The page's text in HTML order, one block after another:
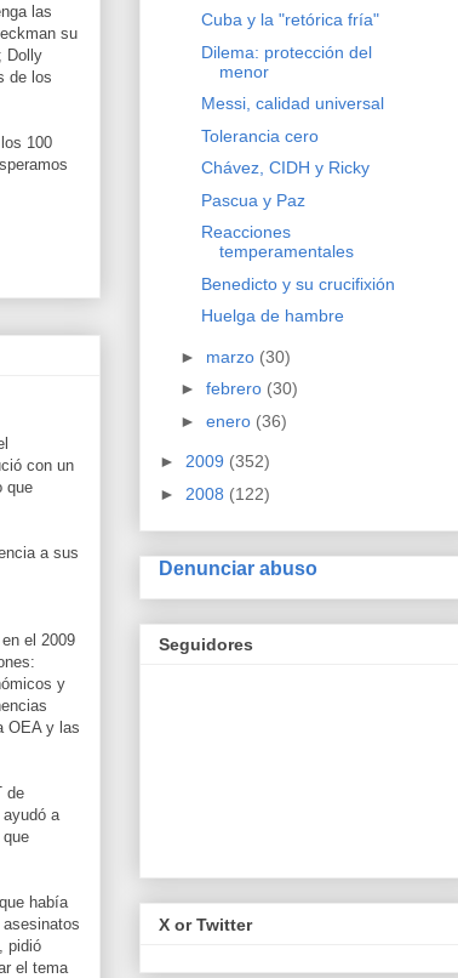
las
su
Dolly
de los
100
con un
que
a sus
el 2009
y
OEA y las
de
a
había
pidió
el tema
Cuba y la "retórica fría"
Dilema: protección del
menor
Messi, calidad universal
Tolerancia cero
Chávez, CIDH y Ricky
Pascua y Paz
Reacciones
temperamentales
Benedicto y su crucifixión
Huelga de hambre
► marzo (30)
► febrero (30)
► enero (36)
► 2009 (352)
► 2008 (122)
Denunciar abuso
Seguidores
X or Twitter